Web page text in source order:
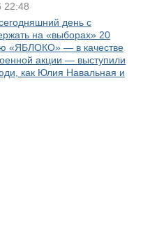
22:48
день с
на «выборах» 20
«ЯБЛОКО» — в качестве
акции — выступили
как Юлия Навальная и